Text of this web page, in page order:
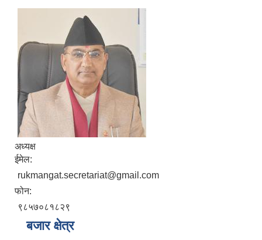
अध्यक्ष
ईमेल:
rukmangat.secretariat@gmail.com
फोन:
९८५७०८१८२९
बजार क्षेत्र